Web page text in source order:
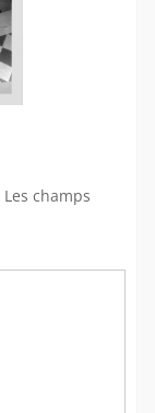
Les champs